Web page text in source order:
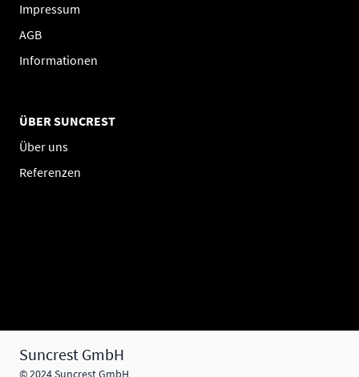
Impressum
AGB
Informationen
ÜBER SUNCREST
Über uns
Referenzen
Suncrest GmbH
© 2024 Suncrest GmbH